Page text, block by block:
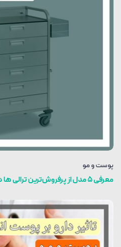
پوست و مو
معرفی 5 مدل از پرفروش‌ترین ترالی ها در بازار ایران